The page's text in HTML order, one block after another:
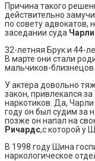
Причина такого
действительно
по совету адвокатов,
заседании суда
32-летняя Брук и 44-
В марте они стали
мальчиков-близнецов.
У актёра довольно
закон, привлекался за
наркотиков. Да,
году он был судим за
позже он напал на
Ричардс,с которой у
В 1998 году Шина
наркологическое